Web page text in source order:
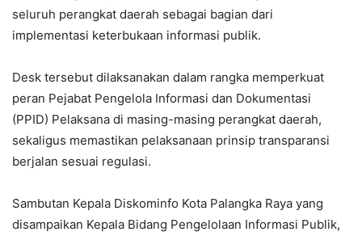
seluruh perangkat daerah sebagai bagian dari
implementasi keterbukaan informasi publik.
Desk tersebut dilaksanakan dalam rangka memperkuat
peran Pejabat Pengelola Informasi dan Dokumentasi
(PPID) Pelaksana di masing-masing perangkat daerah,
sekaligus memastikan pelaksanaan prinsip transparansi
berjalan sesuai regulasi.
Sambutan Kepala Diskominfo Kota Palangka Raya yang
disampaikan Kepala Bidang Pengelolaan Informasi Publik,